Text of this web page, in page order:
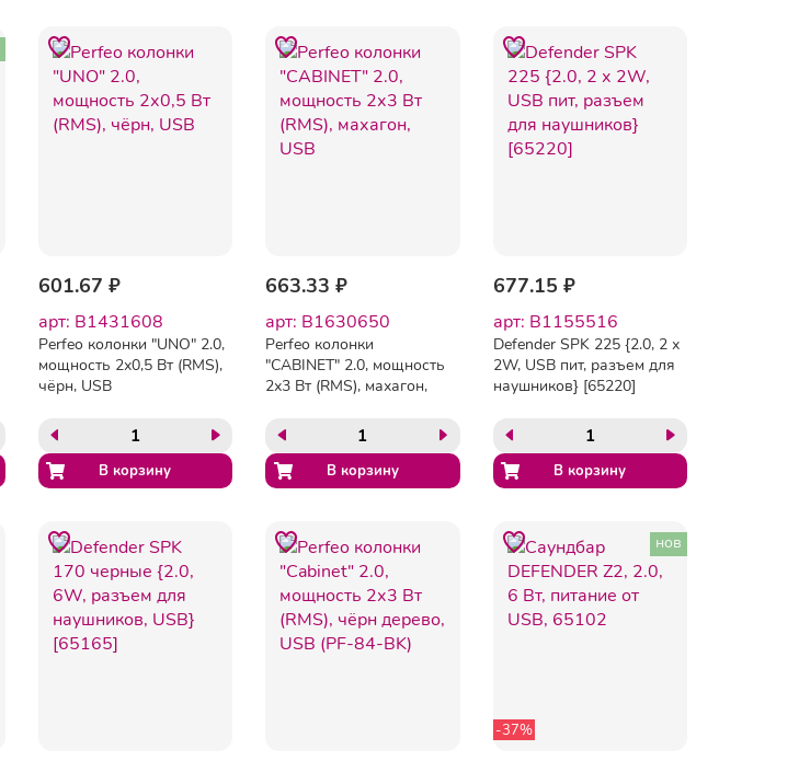
601.67 ₽
арт: B1431608
Perfeo колонки "UNO" 2.0,
мощность 2х0,5 Вт (RMS),
чёрн, USB
663.33 ₽
арт: B1630650
Perfeo колонки
"CABINET" 2.0, мощность
2х3 Вт (RMS), махагон,
677.15 ₽
арт: B1155516
Defender SPK 225 {2.0, 2 х
2W, USB пит, разъем для
наушников} [65220]
-37%
нов